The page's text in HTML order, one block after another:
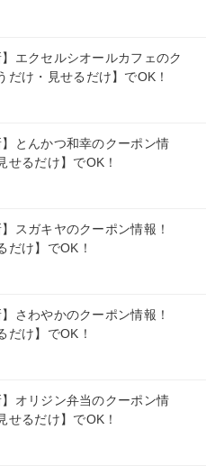
エクセルシオールカフェのク
だけ・見せるだけ】でOK！
】とんかつ和幸のクーポン情
せるだけ】でOK！
スガキヤのクーポン情報！
だけ】でOK！
さわやかのクーポン情報！
だけ】でOK！
】オリジン弁当のクーポン情
せるだけ】でOK！